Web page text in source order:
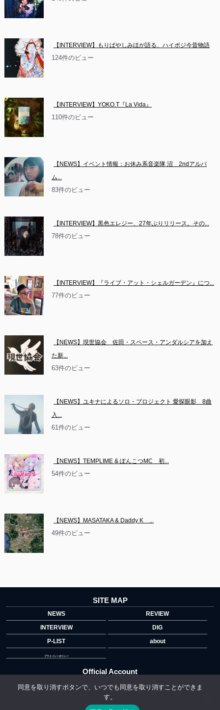
【INTERVIEW】もりばやしみほが語る、ハイポジ今昔物語
124件のビュー
【INTERVIEW】YOKO.T『La Vida』
110件のビュー
【NEWS】イベント情報：お休み系音楽隊 沼　2ndアルバ
ム...
83件のビュー
【INTERVIEW】黒色エレジー、27年ぶりリリース。その...
78件のビュー
【INTERVIEW】『ライブ・アット・シェルガーデン』につ...
77件のビュー
【NEWS】現世協会　佐田・スペース・アンダルシアを加え
た新...
63件のビュー
【NEWS】ユキナによるソロ・プロジェクト 愛探眼影　8曲
入...
61件のビュー
【NEWS】TEMPLIME & ぽんこつMC　初...
54件のビュー
【NEWS】MASATAKA & Daddy K　...
49件のビュー
SITE MAP
NEWS
REVIEW
INTERVIEW
DIG
P-LIST
about
プライバシーポリシー
Official Account
同意を取り消すボタンで、いつでも同意を取り消すことができま
す。